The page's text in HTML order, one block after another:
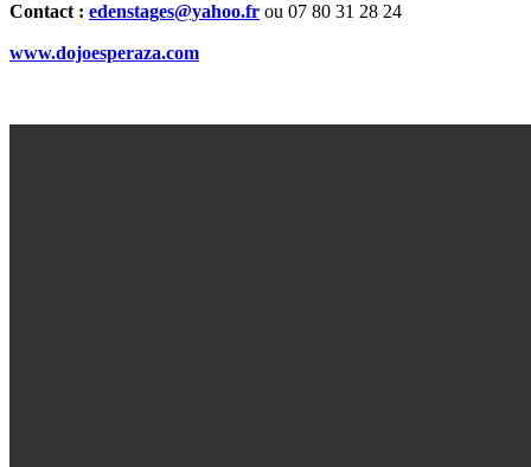
Contact : edenstages@yahoo.fr ou 07 80 31 28 24
www.dojoesperaza.com